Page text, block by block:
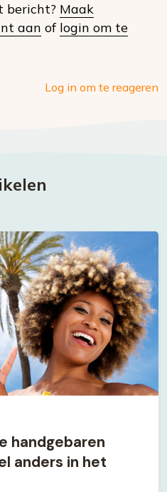
social
bericht? Maak
aan of login om te
Log in om te reageren
handgebaren
anders in het